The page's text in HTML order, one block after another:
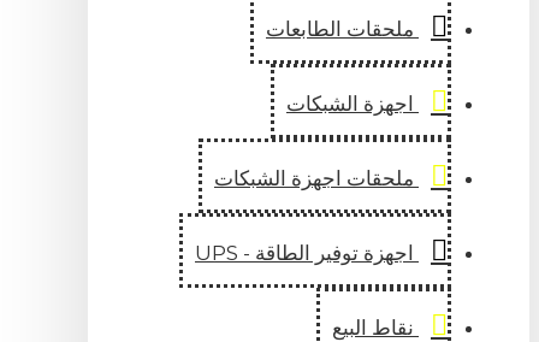
ملحقات الطابعات
اجهزة الشبكات
ملحقات اجهزة الشبكات
اجهزة توفير الطاقة - UPS
نقاط البيع